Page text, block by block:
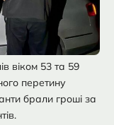
віком 53 та 59
перетину
брали гроші за